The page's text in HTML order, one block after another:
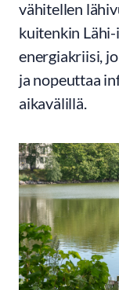
vähitellen
kuitenkin
energiakriisi,
ja nopeuttaa
aikavälillä.